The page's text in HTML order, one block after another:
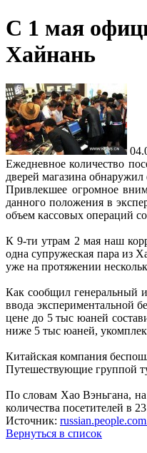
С 1 мая
Хайнань
Ежедневное количество
дверей магазина обнаружил
Привлекшее огромное
данного положения в
объем кассовых операций
К 9-ти утрам 2 мая наш
одна супружеская пара из
уже на протяжении
Как сообщил генеральный
ввода экспериментальной
цене до 5 тыс юаней
ниже 5 тыс юаней,
Китайская компания
Путешествующие группой
По словам Хао Вэньгана,
количества посетителей в
Источник:
Вернуться в список